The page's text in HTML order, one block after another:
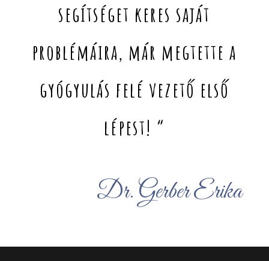
segítséget keres saját
problémáira, már megtette a
gyógyulás felé vezető első
lépest! “
Dr. Gerber Erika